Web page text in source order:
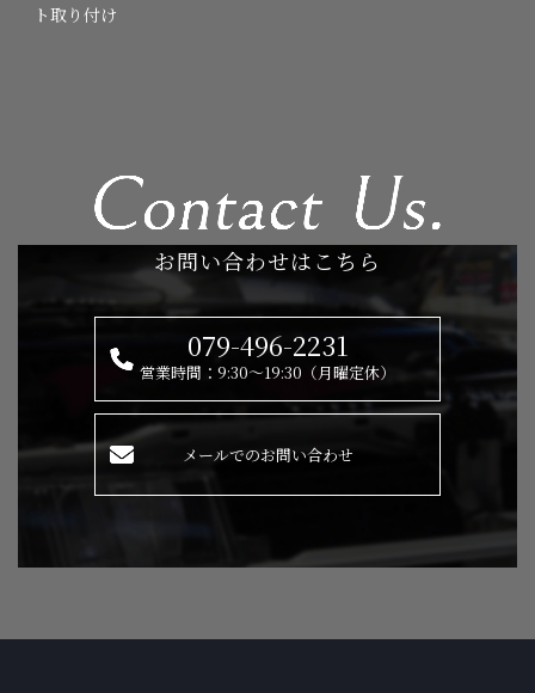
ト取り付け
お問い合わせはこちら
079-496-2231
営業時間：9:30～19:30（月曜定休）
メールでのお問い合わせ